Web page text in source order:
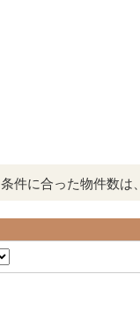
条件に合った物件数は、